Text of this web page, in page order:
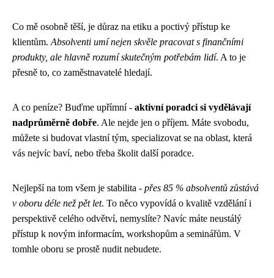
Co mě osobně těší, je důraz na etiku a poctivý přístup ke
klientům. Absolventi umí nejen skvěle pracovat s finančními
produkty, ale hlavně rozumí skutečným potřebám lidí. A to je
přesně to, co zaměstnavatelé hledají.
A co peníze? Buďme upřímní - aktivní poradci si vydělávají
nadprůměrně dobře. Ale nejde jen o příjem. Máte svobodu,
můžete si budovat vlastní tým, specializovat se na oblast, která
vás nejvíc baví, nebo třeba školit další poradce.
Nejlepší na tom všem je stabilita - přes 85 % absolventů zůstává
v oboru déle než pět let. To něco vypovídá o kvalitě vzdělání i
perspektivě celého odvětví, nemyslíte? Navíc máte neustálý
přístup k novým informacím, workshopům a seminářům. V
tomhle oboru se prostě nudit nebudete.